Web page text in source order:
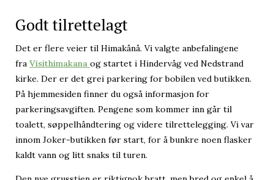
Godt tilrettelagt
Det er flere veier til Himakånå. Vi valgte anbefalingene
fra Visithimakana og startet i Hindervåg ved Nedstrand
kirke. Der er det grei parkering for bobilen ved butikken.
På hjemmesiden finner du også informasjon for
parkeringsavgiften. Pengene som kommer inn går til
toalett, søppelhåndtering og videre tilrettelegging. Vi var
innom Joker-butikken før start, for å bunkre noen flasker
kaldt vann og litt snaks til turen.